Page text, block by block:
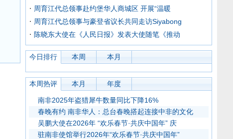
周育江代总领事赴约堡华人商城区 开展“温暖
周育江代总领事与豪登省议长共同走访Siyabong
陈晓东大使在《人民日报》发表大使随笔《推动
今日排行 本周 本月
本周热评 本月 年度
南非2025年盗猎犀牛数量同比下降16%
春晚有约 南非华人：总台春晚搭起连接中非的文化
吴鹏大使在2026年 “欢乐春节·共庆中国年” 庆
驻南非使馆举行2026年“欢乐春节·共庆中国年”